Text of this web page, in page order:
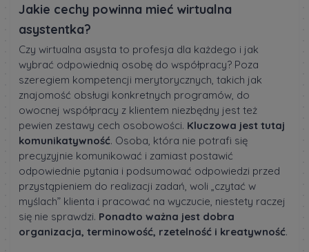
Jakie cechy powinna mieć wirtualna
asystentka?
Czy wirtualna asysta to profesja dla każdego i jak
wybrać odpowiednią osobę do współpracy? Poza
szeregiem kompetencji merytorycznych, takich jak
znajomość obsługi konkretnych programów, do
owocnej współpracy z klientem niezbędny jest też
pewien zestawy cech osobowości. Kluczowa jest tutaj
komunikatywność. Osoba, która nie potrafi się
precyzyjnie komunikować i zamiast postawić
odpowiednie pytania i podsumować odpowiedzi przed
przystąpieniem do realizacji zadań, woli „czytać w
myślach” klienta i pracować na wyczucie, niestety raczej
się nie sprawdzi. Ponadto ważna jest dobra
organizacja, terminowość, rzetelność i kreatywność.